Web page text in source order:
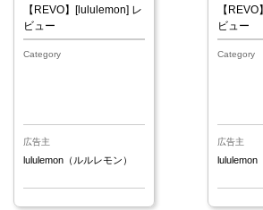
【REVO】[lululemon] レ
ビュー
Category
広告主
lululemon（ルルレモン）
【
ビュー
Category
広告主
lululemon